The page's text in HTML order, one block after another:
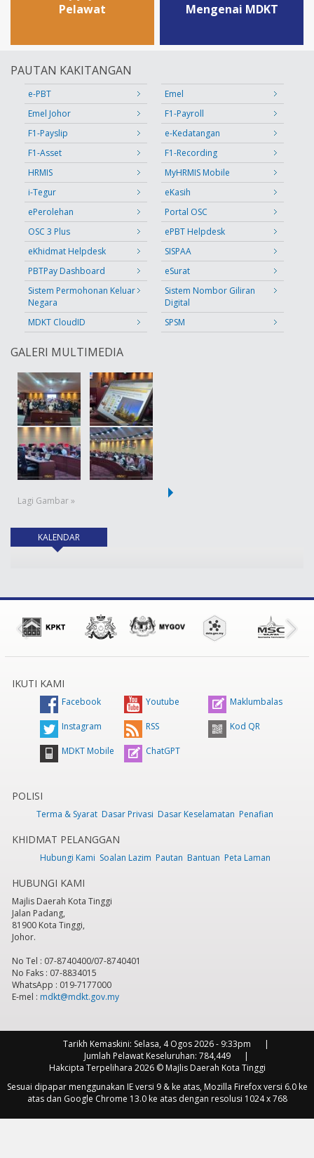
Pelawat Mengenai MDKT
PAUTAN KAKITANGAN
e-PBT
Emel
Emel Johor
F1-Payroll
F1-Payslip
e-Kedatangan
F1-Asset
F1-Recording
HRMIS
MyHRMIS Mobile
i-Tegur
eKasih
ePerolehan
Portal OSC
OSC 3 Plus
ePBT Helpdesk
eKhidmat Helpdesk
SISPAA
PBTPay Dashboard
eSurat
Sistem Permohonan Keluar
Negara
Sistem Nombor Giliran
Digital
MDKT CloudID
SPSM
GALERI MULTIMEDIA
Lagi Gambar »
KALENDAR(tab aktif)
IKUTI KAMI
Facebook Youtube Maklumbalas
Instagram RSS Kod QR
MDKT Mobile ChatGPT
POLISI
Terma & Syarat Dasar Privasi Dasar Keselamatan Penafian
KHIDMAT PELANGGAN
Hubungi Kami Soalan Lazim Pautan Bantuan Peta Laman
HUBUNGI KAMI
Majlis Daerah Kota Tinggi
Jalan Padang,
81900 Kota Tinggi,
Johor.
No Tel : 07-8740400/07-8740401
No Faks : 07-8834015
WhatsApp : 019-7177000
E-mel : mdkt@mdkt.gov.my
Tarikh Kemaskini: Selasa, 4 Ogos 2026 - 9:33pm
Jumlah Pelawat Keseluruhan: 784,449
Hakcipta Terpelihara 2026 © Majlis Daerah Kota Tinggi
Sesuai dipapar menggunakan IE versi 9 & ke atas, Mozilla Firefox versi 6.0 ke
atas dan Google Chrome 13.0 ke atas dengan resolusi 1024 x 768